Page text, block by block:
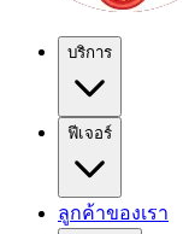
บริการ
ฟีเจอร์
ลูกค้าของเรา